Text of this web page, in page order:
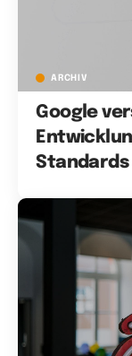
ARCHIV
Google
Standards